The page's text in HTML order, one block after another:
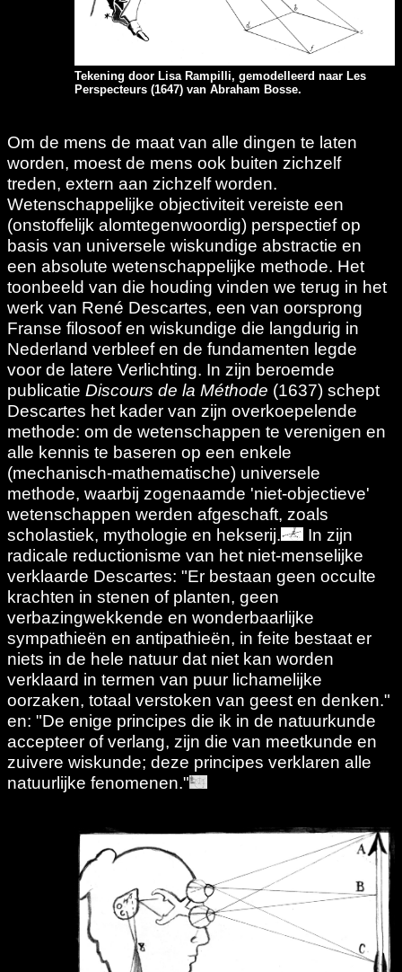
Tekening door Lisa Rampilli, gemodelleerd naar Les
Perspecteurs (1647) van Abraham Bosse.
Om de mens de maat van alle dingen te laten
worden, moest de mens ook buiten zichzelf
treden, extern aan zichzelf worden.
Wetenschappelijke objectiviteit vereiste een
(onstoffelijk alomtegenwoordig) perspectief op
basis van universele wiskundige abstractie en
een absolute wetenschappelijke methode. Het
toonbeeld van die houding vinden we terug in het
werk van René Descartes, een van oorsprong
Franse filosoof en wiskundige die langdurig in
Nederland verbleef en de fundamenten legde
voor de latere Verlichting. In zijn beroemde
publicatie Discours de la Méthode (1637) schept
Descartes het kader van zijn overkoepelende
methode: om de wetenschappen te verenigen en
alle kennis te baseren op een enkele
(mechanisch-mathematische) universele
methode, waarbij zogenaamde 'niet-objectieve'
wetenschappen werden afgeschaft, zoals
scholastiek, mythologie en hekserij.
In zijn
radicale reductionisme van het niet-menselijke
verklaarde Descartes: "Er bestaan geen occulte
krachten in stenen of planten, geen
verbazingwekkende en wonderbaarlijke
sympathieën en antipathieën, in feite bestaat er
niets in de hele natuur dat niet kan worden
verklaard in termen van puur lichamelijke
oorzaken, totaal verstoken van geest en denken."
en: "De enige principes die ik in de natuurkunde
accepteer of verlang, zijn die van meetkunde en
zuivere wiskunde; deze principes verklaren alle
natuurlijke fenomenen."